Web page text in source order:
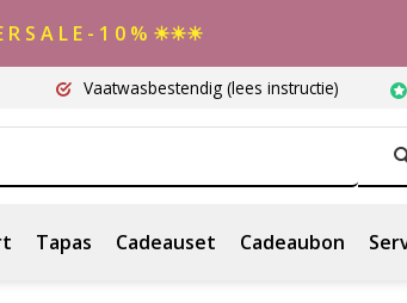
S A L E - 1 0 % ☀☀☀
Vaatwasbestendig (lees instructie)
Tapas Cadeauset Cadeaubon